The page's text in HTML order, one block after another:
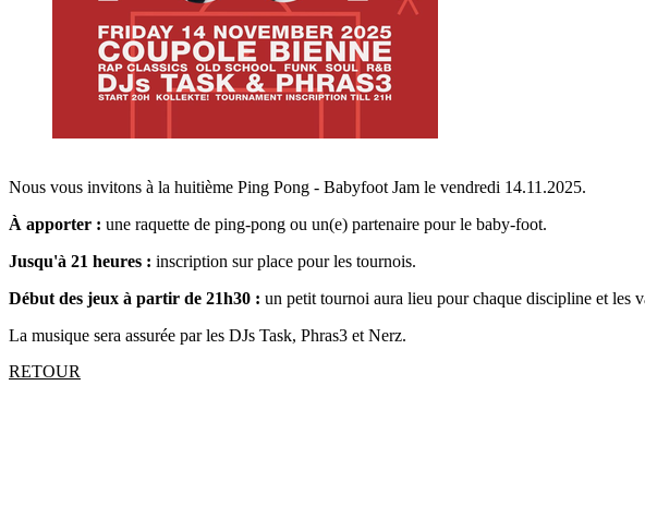
Nous vous invitons à la huitième Ping Pong - Babyfoot Jam le vendredi 14.11.2025.
À apporter : une raquette de ping-pong ou un(e) partenaire pour le baby-foot.
Jusqu'à 21 heures : inscription sur place pour les tournois.
Début des jeux à partir de 21h30 : un petit tournoi aura lieu pour chaque discipline et les
La musique sera assurée par les DJs Task, Phras3 et Nerz.
RETOUR